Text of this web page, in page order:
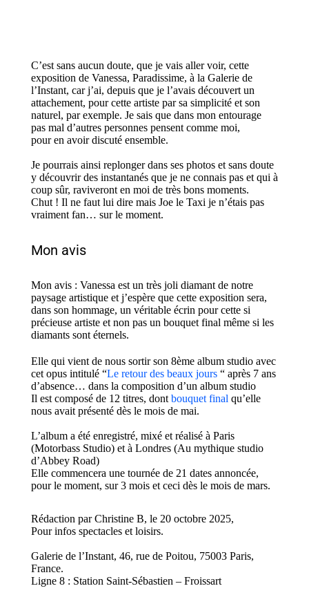
C’est sans aucun doute, que je vais aller voir, cette
exposition de Vanessa, Paradissime, à la Galerie de
l’Instant, car j’ai, depuis que je l’avais découvert un
attachement, pour cette artiste par sa simplicité et son
naturel, par exemple. Je sais que dans mon entourage
pas mal d’autres personnes pensent comme moi,
pour en avoir discuté ensemble.
Je pourrais ainsi replonger dans ses photos et sans doute
y découvrir des instantanés que je ne connais pas et qui à
coup sûr, raviveront en moi de très bons moments.
Chut ! Il ne faut lui dire mais Joe le Taxi je n’étais pas
vraiment fan… sur le moment.
Mon avis
Mon avis : Vanessa est un très joli diamant de notre
paysage artistique et j’espère que cette exposition sera,
dans son hommage, un véritable écrin pour cette si
précieuse artiste et non pas un bouquet final même si les
diamants sont éternels.
Elle qui vient de nous sortir son 8ème album studio avec
cet opus intitulé “Le retour des beaux jours“ après 7 ans
d’absence… dans la composition d’un album studio
Il est composé de 12 titres, dont bouquet final qu’elle
nous avait présenté dès le mois de mai.
L’album a été enregistré, mixé et réalisé à Paris
(Motorbass Studio) et à Londres (Au mythique studio
d’Abbey Road)
Elle commencera une tournée de 21 dates annoncée,
pour le moment, sur 3 mois et ceci dès le mois de mars.
Rédaction par Christine B, le 20 octobre 2025,
Pour infos spectacles et loisirs.
Galerie de l’Instant, 46, rue de Poitou, 75003 Paris,
France.
Ligne 8 : Station Saint-Sébastien – Froissart